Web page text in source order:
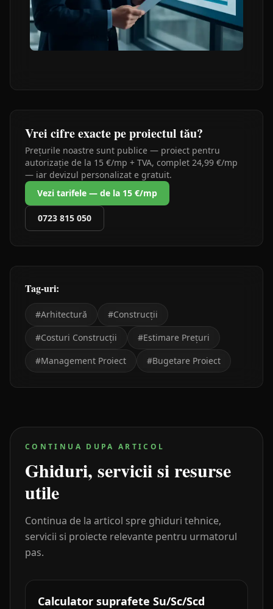
Vrei cifre exacte pe proiectul tău?
Prețurile noastre sunt publice — proiect pentru
autorizație de la 15 €/mp + TVA, complet 24,99 €/mp
— iar devizul personalizat e gratuit.
Vezi tarifele — de la 15 €/mp
0723 815 050
Tag-uri:
#Arhitectură #Construcții
#Costuri Construcții #Estimare Prețuri
#Management Proiect #Bugetare Proiect
CONTINUA DUPA ARTICOL
Ghiduri, servicii si resurse
utile
Continua de la articol spre ghiduri tehnice,
servicii si proiecte relevante pentru urmatorul
pas.
Calculator suprafete Su/Sc/Scd